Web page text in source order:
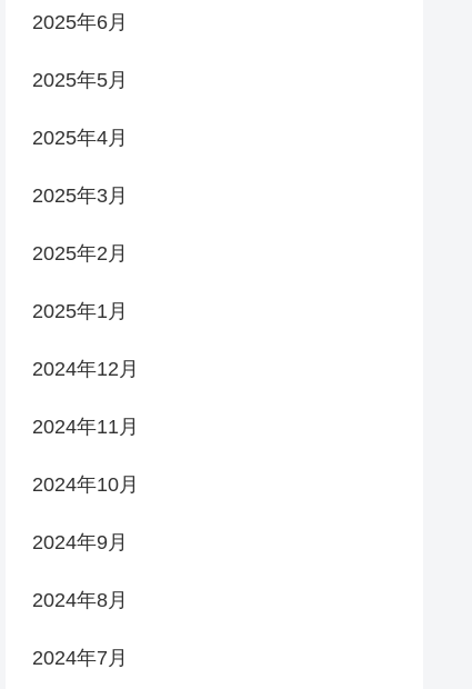
2025年6月
2025年5月
2025年4月
2025年3月
2025年2月
2025年1月
2024年12月
2024年11月
2024年10月
2024年9月
2024年8月
2024年7月